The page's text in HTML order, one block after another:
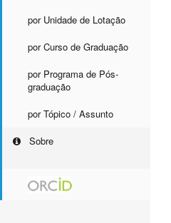
por Unidade de Lotação
por Curso de Graduação
por Programa de Pós-
graduação
por Tópico / Assunto
Sobre